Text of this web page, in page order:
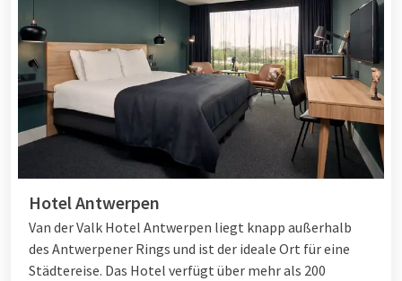
Hotel Antwerpen
Van der Valk Hotel Antwerpen liegt knapp außerhalb
des Antwerpener Rings und ist der ideale Ort für eine
Städtereise. Das Hotel verfügt über mehr als 200